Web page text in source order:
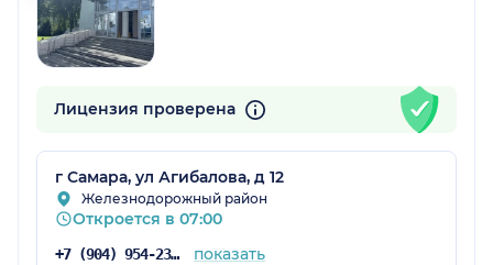
Лицензия проверена
г Самара, ул Агибалова, д 12
Железнодорожный район
Откроется в 07:00
+7 (904) 954-23-83 показать